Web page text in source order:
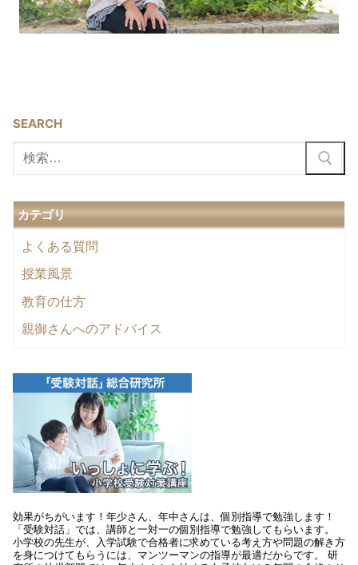
SEARCH
検
索:
カテゴリ
よくある質問
授業風景
教育の仕方
親御さんへのアドバイス
効果がちがいます！年少さん、年中さんは、個別指導で勉強します！
「受験対話」では、講師と一対一の個別指導で勉強してもらいます。
小学校の先生が、入学試験で合格者に求めている考え方や問題の解き方
を身につけてもらうには、マンツーマンの指導が最適だからです。 研